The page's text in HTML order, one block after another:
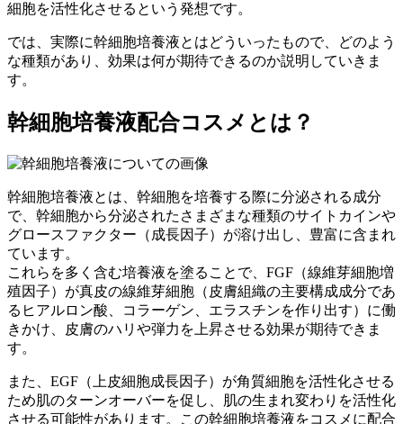
細胞を活性化させるという発想です。
では、実際に幹細胞培養液とはどういったもので、どのよう
な種類があり、効果は何が期待できるのか説明していきま
す。
幹細胞培養液配合コスメ とは？
幹細胞培養液とは、幹細胞を培養する際に分泌される成分
で、幹細胞から分泌されたさまざまな種類のサイトカインや
グロースファクター（成長因子）が溶け出し、豊富に含まれ
ています。
これらを多く含む培養液を塗ることで、FGF（線維芽細胞増
殖因子）が真皮の線維芽細胞（皮膚組織の主要構成成分であ
るヒアルロン酸、コラーゲン、エラスチンを作り出す）に働
きかけ、
皮膚のハリや弾力を上昇させる効果が期待できま
す。
また、EGF（上皮細胞成長因子）が角質細胞を活性化させる
ため肌のターンオーバーを促し、 肌の生まれ変わりを活性化
させる可能性があります。この幹細胞培養液をコスメに配合